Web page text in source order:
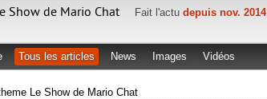
Show de Mario Chat Fait l'actu depuis nov. 2014
Tous les articles News Images Vidéos
Le Show de Mario Chat